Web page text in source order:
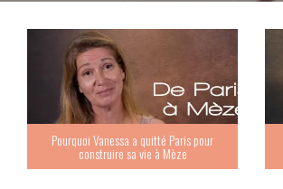
Pourquoi Vanessa a quitté Paris pour
construire sa vie à Mèze